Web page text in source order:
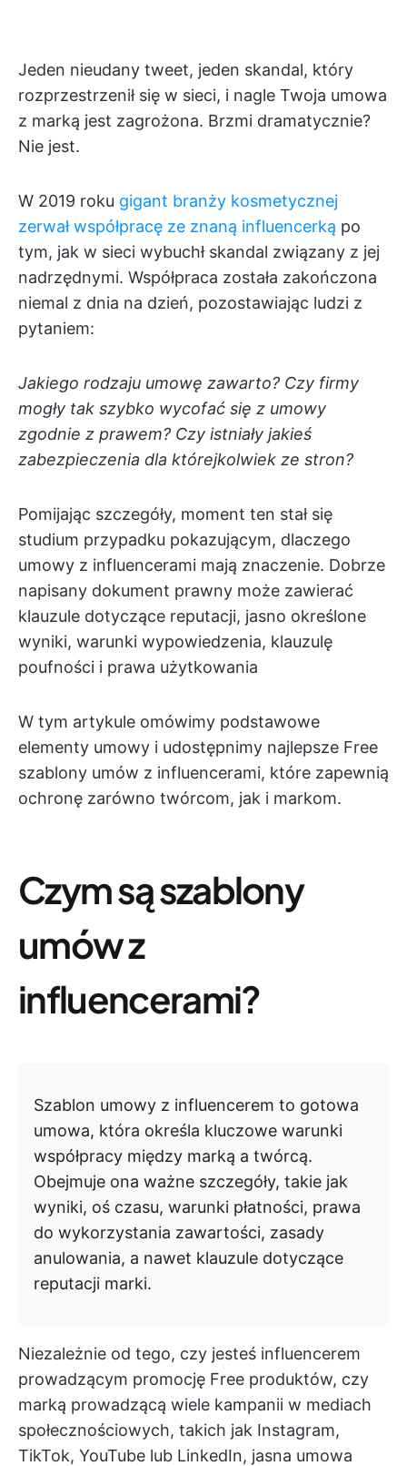
Jeden nieudany tweet, jeden skandal, który
rozprzestrzenił się w sieci, i nagle Twoja umowa
z marką jest zagrożona. Brzmi dramatycznie?
Nie jest.
W 2019 roku gigant branży kosmetycznej
zerwał współpracę ze znaną influencerką po
tym, jak w sieci wybuchł skandal związany z jej
nadrzędnymi. Współpraca została zakończona
niemal z dnia na dzień, pozostawiając ludzi z
pytaniem:
Jakiego rodzaju umowę zawarto? Czy firmy
mogły tak szybko wycofać się z umowy
zgodnie z prawem? Czy istniały jakieś
zabezpieczenia dla którejkolwiek ze stron?
Pomijając szczegóły, moment ten stał się
studium przypadku pokazującym, dlaczego
umowy z influencerami mają znaczenie. Dobrze
napisany dokument prawny może zawierać
klauzule dotyczące reputacji, jasno określone
wyniki, warunki wypowiedzenia, klauzulę
poufności i prawa użytkowania
W tym artykule omówimy podstawowe
elementy umowy i udostępnimy najlepsze Free
szablony umów z influencerami, które zapewnią
ochronę zarówno twórcom, jak i markom.
Czym są szablony
umów z
influencerami?
Szablon umowy z influencerem to gotowa
umowa, która określa kluczowe warunki
współpracy między marką a twórcą.
Obejmuje ona ważne szczegóły, takie jak
wyniki, oś czasu, warunki płatności, prawa
do wykorzystania zawartości, zasady
anulowania, a nawet klauzule dotyczące
reputacji marki.
Niezależnie od tego, czy jesteś influencerem
prowadzącym promocję Free produktów, czy
marką prowadzącą wiele kampanii w mediach
społecznościowych, takich jak Instagram,
TikTok, YouTube lub LinkedIn, jasna umowa